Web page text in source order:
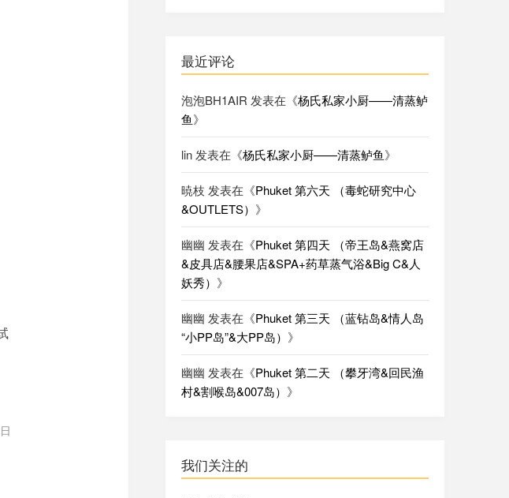
最近评论
泡泡BH1AIR 发表在《杨氏私家小厨——清蒸鲈
鱼》
lin发表在《杨氏私家小厨——清蒸鲈鱼》
暁枝 发表在《Phuket 第六天 （毒蛇研究中心
&OUTLETS） 》
幽幽 发表在《Phuket 第四天 （帝王岛&燕窝店
&皮具店&腰果店&SPA+药草蒸气浴&Big C&人
妖秀） 》
幽幽 发表在《Phuket 第三天 （蓝钻岛&情人岛
“小PP岛”&大PP岛） 》
幽幽 发表在《Phuket 第二天 （攀牙湾&回民渔
村&割喉岛&007岛） 》
我们关注的